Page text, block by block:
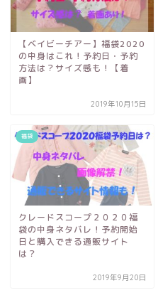
【ベイビーチアー】福袋2020
の中身はこれ！予約日・予約
方法は？サイズ感も！【着
画】
2019年10月15日
福袋
クレードスコープ２０２０福
袋の中身ネタバレ！予約開始
日と購入できる通販サイト
は？
2019年9月20日